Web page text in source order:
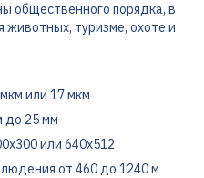
общественного порядка, в
животных, туризме, охоте и
или 17 мкм
до 25 мм
или 640х512
от 460 до 1240 м